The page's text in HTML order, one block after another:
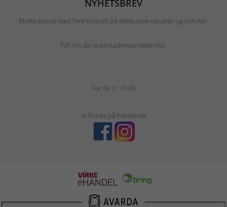
NYHETSBREV
Motta e-post med fortrinnsrett på eksklusive rabatter og nyheter.
Fyll inn din e-postadresse nedenfor.
Tel: 69 21 10 95
Vi finnes på Facebook